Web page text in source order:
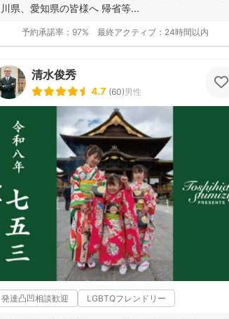
川県、愛知県の皆様へ 帰省等...
予約承諾率： 97% 最終アクティブ： 24時間以内
清水俊秀
4.7 (60)男性
発達凸凹相談歓迎 LGBTQフレンドリー